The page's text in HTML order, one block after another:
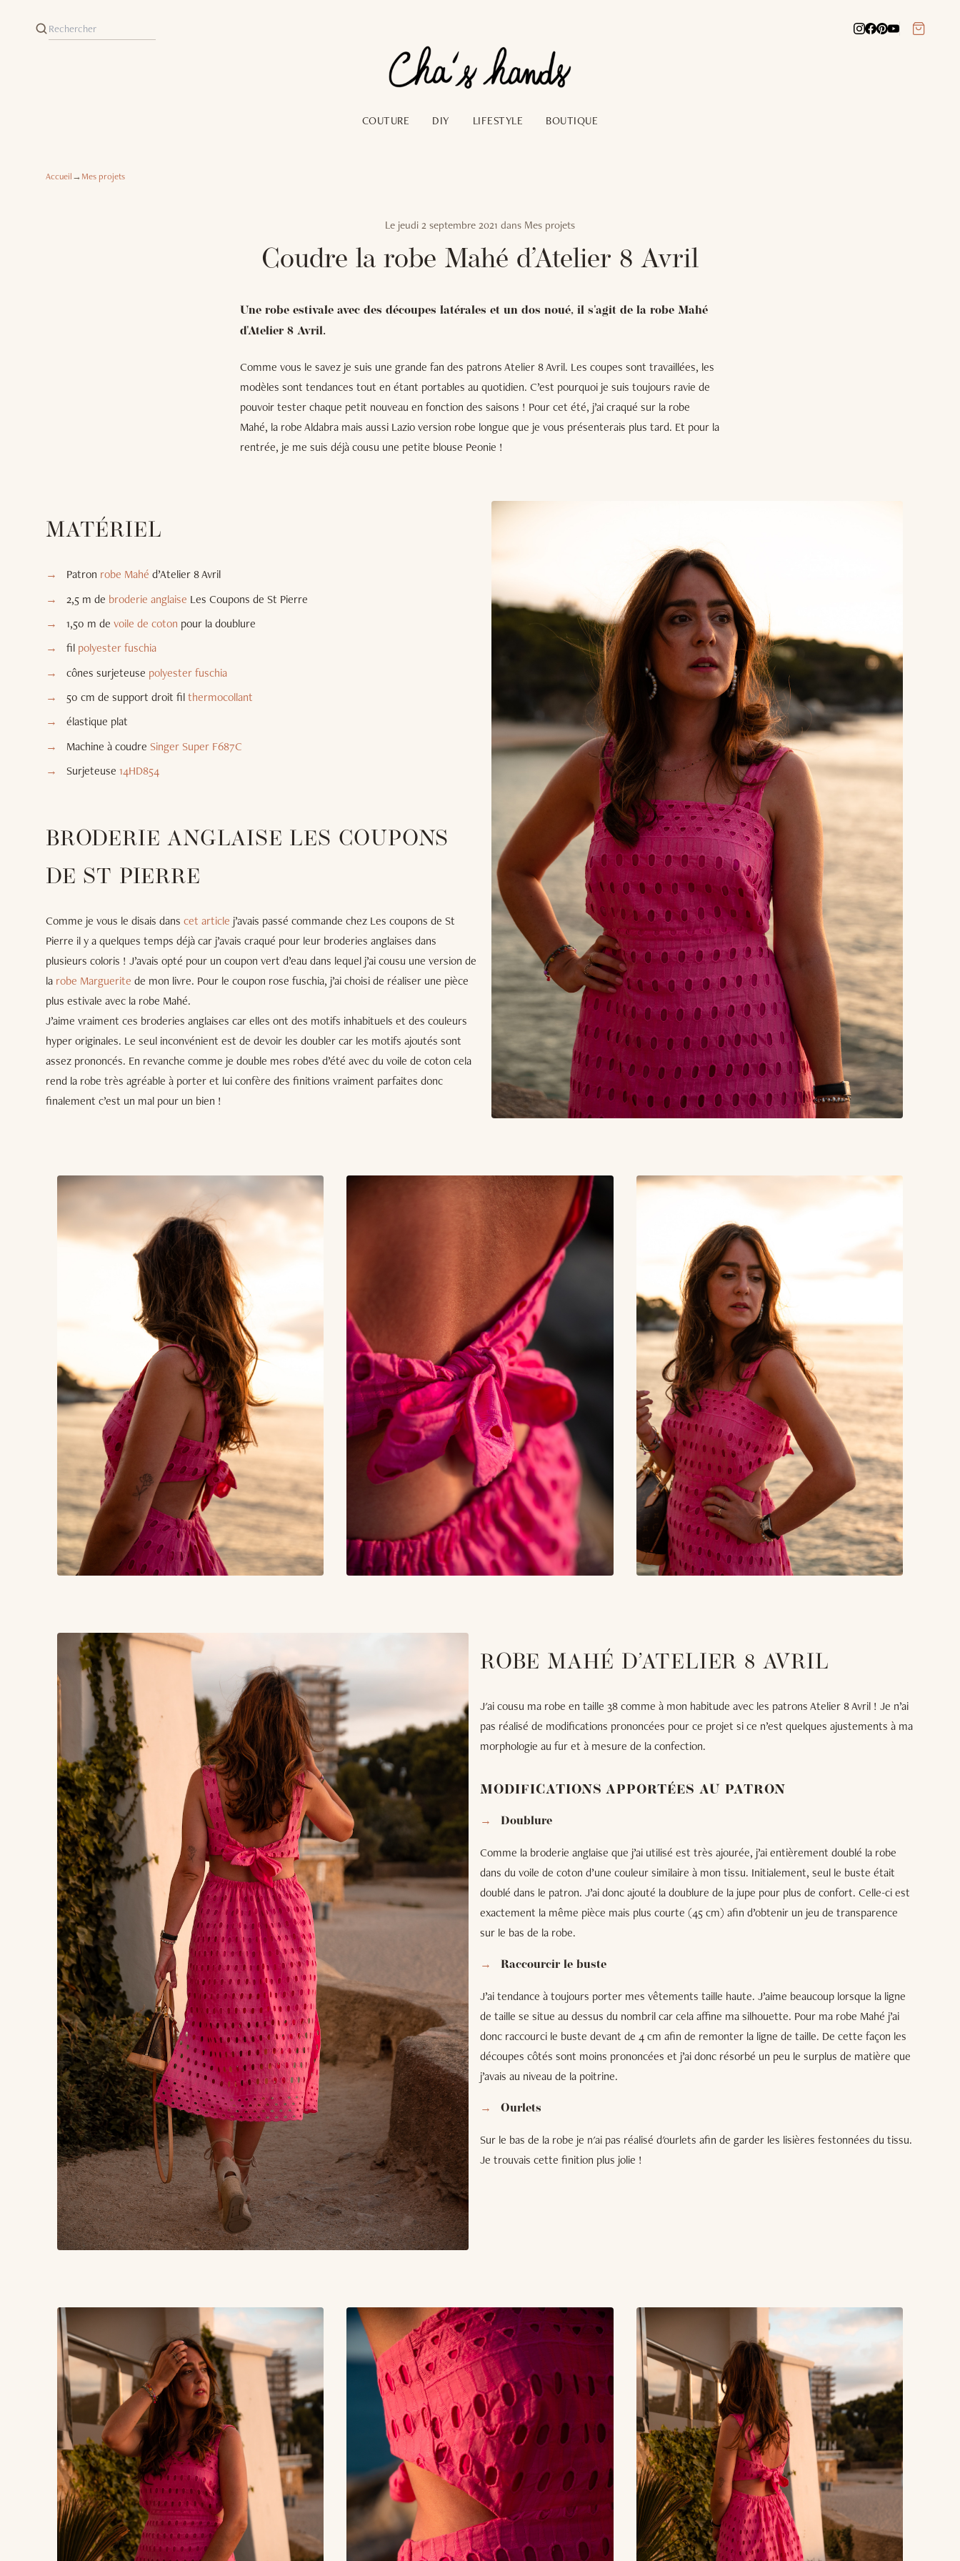
COUTURE DIY LIFESTYLE BOUTIQUE
Accueil→Mes projets
Le jeudi 2 septembre 2021 dans Mes projets
Coudre la robe Mahé d’Atelier 8 Avril
Une robe estivale avec des découpes latérales et un dos noué, il s'agit de la robe Mahé
d'Atelier 8 Avril.
Comme vous le savez je suis une grande fan des patrons Atelier 8 Avril. Les coupes sont travaillées, les
modèles sont tendances tout en étant portables au quotidien. C’est pourquoi je suis toujours ravie de
pouvoir tester chaque petit nouveau en fonction des saisons ! Pour cet été, j’ai craqué sur la robe
Mahé, la robe Aldabra mais aussi Lazio version robe longue que je vous présenterais plus tard. Et pour la
rentrée, je me suis déjà cousu une petite blouse Peonie !
MATÉRIEL
Patron robe Mahé d’Atelier 8 Avril
2,5 m de broderie anglaise Les Coupons de St Pierre
1,50 m de voile de coton pour la doublure
fil polyester fuschia
cônes surjeteuse polyester fuschia
50 cm de support droit filthermocollant
élastique plat
Machine à coudre Singer Super F687C
Surjeteuse 14HD854
BRODERIE ANGLAISE LES COUPONS
DE ST PIERRE
Comme je vous le disais dans cet article j’avais passé commande chez Les coupons de St
Pierre il y a quelques temps déjà car j’avais craqué pour leur broderies anglaises dans
plusieurs coloris ! J’avais opté pour un coupon vert d’eau dans lequel j’ai cousu une version de
la robe Marguerite de mon livre. Pour le coupon rose fuschia, j’ai choisi de réaliser une pièce
plus estivale avec la robe Mahé.
J’aime vraiment ces broderies anglaises car elles ont des motifs inhabituels et des couleurs
hyper originales. Le seul inconvénient est de devoir les doubler car les motifs ajoutés sont
assez prononcés. En revanche comme je double mes robes d’été avec du voile de coton cela
rend la robe très agréable à porter et lui confère des finitions vraiment parfaites donc
finalement c’est un mal pour un bien !
ROBE MAHÉ D’ATELIER 8 AVRIL
J'ai cousu ma robe en taille 38 comme à mon habitude avec les patrons Atelier 8 Avril ! Je n’ai
pas réalisé de modifications prononcées pour ce projet si ce n’est quelques ajustements à ma
morphologie au fur et à mesure de la confection.
MODIFICATIONS APPORTÉES AU PATRON
Doublure
Comme la broderie anglaise que j’ai utilisé est très ajourée, j’ai entièrement doublé la robe
dans du voile de coton d’une couleur similaire à mon tissu. Initialement, seul le buste était
doublé dans le patron. J’ai donc ajouté la doublure de la jupe pour plus de confort. Celle-ci est
exactement la même pièce mais plus courte (45 cm) afin d’obtenir un jeu de transparence
sur le bas de la robe.
Raccourcir le buste
J’ai tendance à toujours porter mes vêtements taille haute. J’aime beaucoup lorsque la ligne
de taille se situe au dessus du nombril car cela affine ma silhouette. Pour ma robe Mahé j’ai
donc raccourci le buste devant de 4 cm afin de remonter la ligne de taille. De cette façon les
découpes côtés sont moins prononcées et j’ai donc résorbé un peu le surplus de matière que
j’avais au niveau de la poitrine.
Ourlets
Sur le bas de la robe je n'ai pas réalisé d'ourlets afin de garder les lisières festonnées du tissu.
Je trouvais cette finition plus jolie !